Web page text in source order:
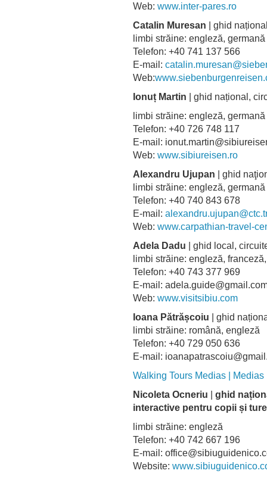
Web: www.inter-pares.ro
Catalin Muresan | ghid
limbi străine: engleză, germană
Telefon: +40 741 137 566
E-mail:
Web:
Ionuț Martin | ghid național,
limbi străine: engleză,
Telefon: +40 726 748 117
E-mail:
Web: www.sibiureisen.ro
Alexandru Ujupan | ghid
limbi străine: engleză,
Telefon: +40 740 843 678
E-mail:
Web: www.carpathian-travel-
Adela Dadu | ghid local,
limbi străine: engleză,
Telefon: +40 743 377 969
E-mail:
Web: www.visitsibiu.com
Ioana Pătrășcoiu | ghid
limbi străine: română, engleză
Telefon: +40 729 050 636
E-mail:
Walking Tours Medias |
Nicoleta Ocneriu | ghid
interactive pentru copii și
limbi străine: engleză
Telefon: +40 742 667 196
E-mail:
Website: